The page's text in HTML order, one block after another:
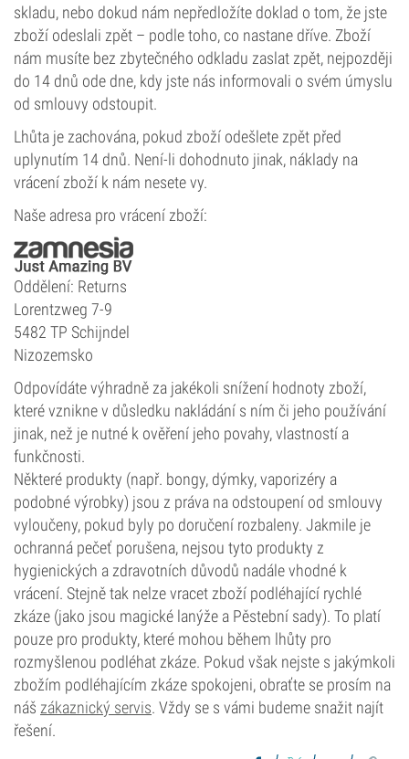
skladu, nebo dokud nám nepředložíte doklad o tom, že jste
zboží odeslali zpět – podle toho, co nastane dříve. Zboží
nám musíte bez zbytečného odkladu zaslat zpět, nejpozději
do 14 dnů ode dne, kdy jste nás informovali o svém úmyslu
od smlouvy odstoupit.
Lhůta je zachována, pokud zboží odešlete zpět před
uplynutím 14 dnů. Není-li dohodnuto jinak, náklady na
vrácení zboží k nám nesete vy.
Naše adresa pro vrácení zboží:
Oddělení: Returns
Lorentzweg 7-9
5482 TP Schijndel
Nizozemsko
Odpovídáte výhradně za jakékoli snížení hodnoty zboží,
které vznikne v důsledku nakládání s ním či jeho používání
jinak, než je nutné k ověření jeho povahy, vlastností a
funkčnosti.
Některé produkty (např. bongy, dýmky, vaporizéry a
podobné výrobky) jsou z práva na odstoupení od smlouvy
vyloučeny, pokud byly po doručení rozbaleny. Jakmile je
ochranná pečeť porušena, nejsou tyto produkty z
hygienických a zdravotních důvodů nadále vhodné k
vrácení. Stejně tak nelze vracet zboží podléhající rychlé
zkáze (jako jsou magické lanýže a Pěstební sady). To platí
pouze pro produkty, které mohou během lhůty pro
rozmyšlenou podléhat zkáze. Pokud však nejste s jakýmkoli
zbožím podléhajícím zkáze spokojeni, obraťte se prosím na
náš zákaznický servis. Vždy se s vámi budeme snažit najít
řešení.